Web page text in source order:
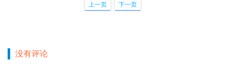
上一页 下一页
没有评论